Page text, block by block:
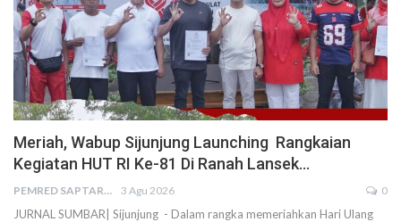
Meriah, Wabup Sijunjung Launching Rangkaian
Kegiatan HUT RI Ke-81 Di Ranah Lansek…
PEMRED SAPTARIUS 3 Agu 2026 0
JURNAL SUMBAR| Sijunjung - Dalam rangka memeriahkan Hari Ulang